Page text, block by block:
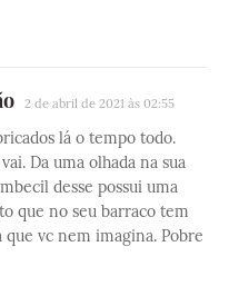
2 de abril de 2021 às 02:55
lá o tempo todo.
Da uma olhada na sua
desse possui uma
que no seu barraco tem
que vc nem imagina. Pobre